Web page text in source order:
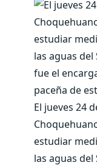
El jueves 24
estudiar
las aguas del